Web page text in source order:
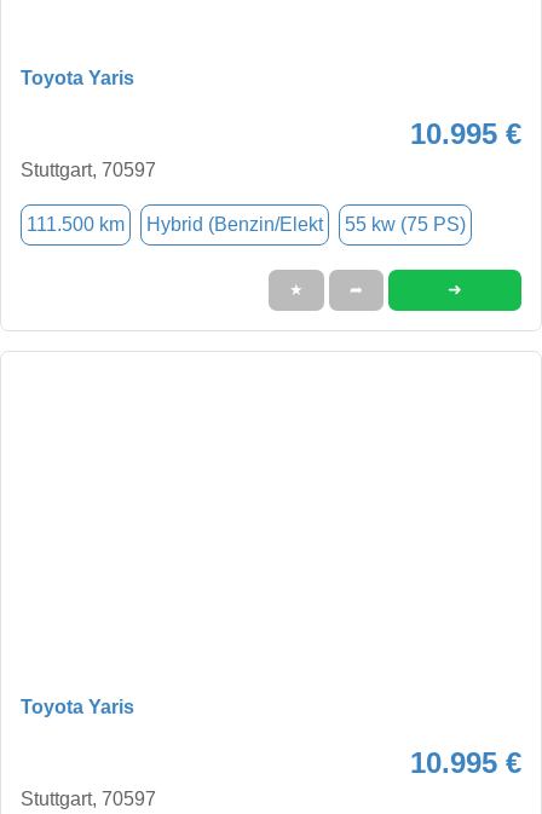
Toyota Yaris
10.995 €
Stuttgart, 70597
111.500 km Hybrid (Benzin/Elekt 55 kw (75 PS)
★ ➦ ➜
Toyota Yaris
10.995 €
Stuttgart, 70597